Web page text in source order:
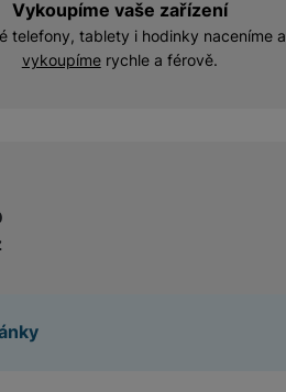
Vykoupíme vaše zařízení
telefony, tablety i hodinky naceníme a
vykoupímerychle a férově.